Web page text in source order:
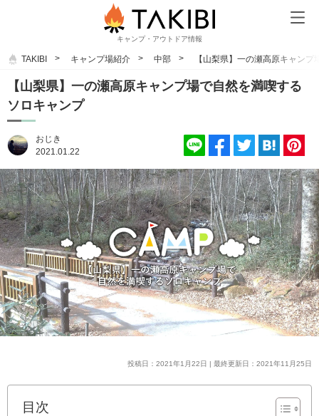
キャンプ・アウトドア情報
TAKIBI キャンプ場紹介 中部 【山梨県】一の瀬高原キャン
【山梨県】一の瀬高原キャンプ場で自然を満喫する
ソロキャンプ
おじき
2021.01.22
投稿日：2021年1月22日 | 最終更新日：2021年11月25日
目次